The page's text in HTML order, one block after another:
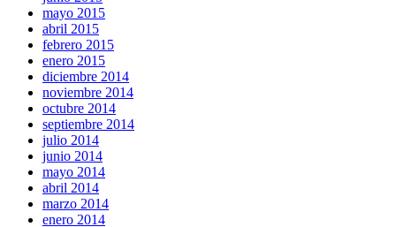
mayo 2015
abril 2015
febrero 2015
enero 2015
diciembre 2014
noviembre 2014
octubre 2014
septiembre 2014
julio 2014
junio 2014
mayo 2014
abril 2014
marzo 2014
enero 2014